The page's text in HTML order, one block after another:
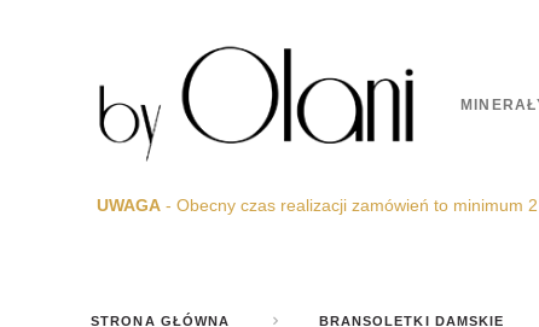
UWAGA - Obecny czas realizacji zamówień to minimum
STRONA GŁÓWNA BRANSOLETKI DAMSKIE